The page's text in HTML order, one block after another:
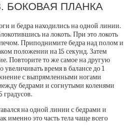
БОКОВАЯ ПЛАНКА
и бедра находились на одной линии.
на локоть. При это локоть
Приподнимите бедра над полом и
положении на 15 секунд. Затем
Повторите то же самое на другую
увеличивать время в балансе до 1
с выпрямленными ногами
бедрами и согнутыми коленями
градусов.
на одной линии с бедрами и
именно это часть тела чаще всего